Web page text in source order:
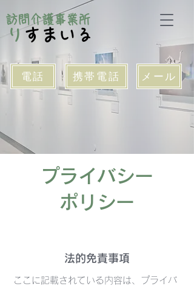
訪問介護事業所
​りすまいる
電話 携帯電話 メール
プライバシー
ポリシー
法的免責事項
ここに記載されている内容は、プライバ